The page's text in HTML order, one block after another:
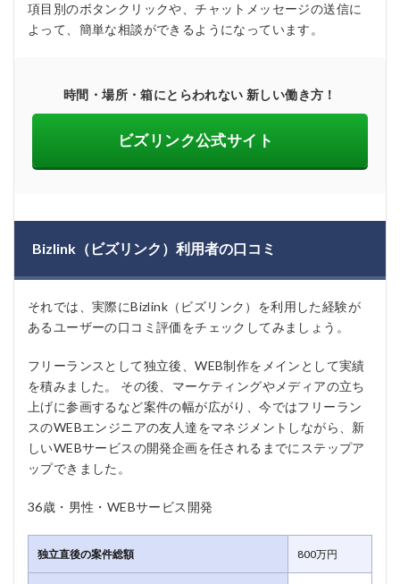
項目別のボタンクリックや、チャットメッセージの送信に
よって、簡単な相談ができるようになっています。
時間・場所・箱にとらわれない 新しい働き方！
ビズリンク公式サイト
Bizlink（ビズリンク）利用者の口コミ
それでは、実際にBizlink（ビズリンク）を利用した経験が
あるユーザーの口コミ評価をチェックしてみましょう。
フリーランスとして独立後、WEB制作をメインとして実績
を積みました。 その後、マーケティングやメディアの立ち
上げに参画するなど案件の幅が広がり、今ではフリーラン
スのWEBエンジニアの友人達をマネジメントしながら、新
しいWEBサービスの開発企画を任されるまでにステップア
ップできました。
36歳・男性・WEBサービス開発
独立直後の案件総額 800万円